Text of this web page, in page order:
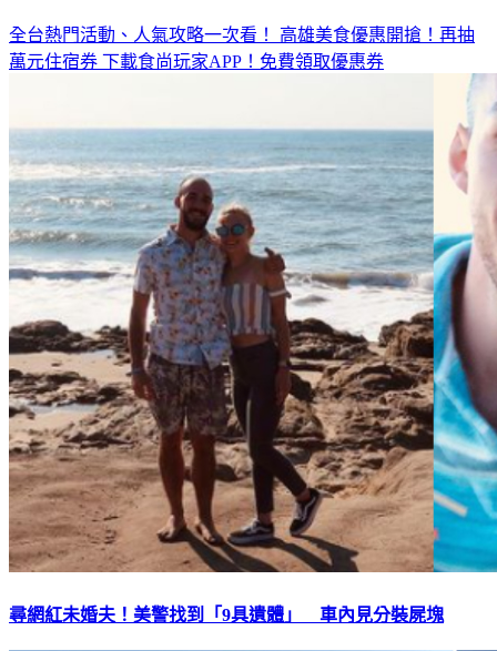
全台熱門活動、人氣攻略一次看！ 高雄美食優惠開搶！再抽
萬元住宿券 下載食尚玩家APP！免費領取優惠券
尋網紅未婚夫！美警找到「9具遺體」 車內見分裝屍塊